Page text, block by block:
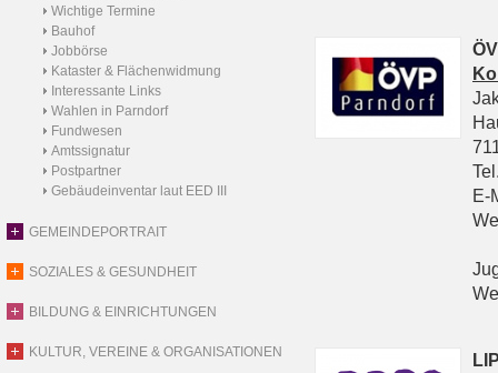
Wichtige Termine
Bauhof
Jobbörse
Kataster & Flächenwidmung
Interessante Links
Wahlen in Parndorf
Fundwesen
Amtssignatur
Postpartner
Gebäudeinventar laut EED III
GEMEINDEPORTRAIT
SOZIALES & GESUNDHEIT
BILDUNG & EINRICHTUNGEN
KULTUR, VEREINE & ORGANISATIONEN
E-